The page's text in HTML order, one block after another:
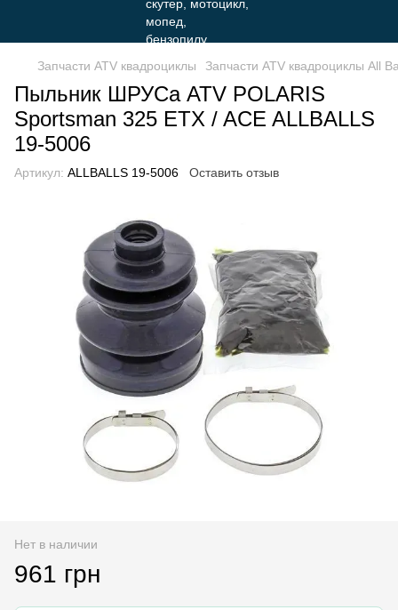
Запчасти ATV квадроциклы Запчасти ATV квадроциклы All
Пыльник ШРУСа ATV POLARIS
Sportsman 325 ETX / ACE ALLBALLS
19-5006
Артикул: ALLBALLS 19-5006 Оставить отзыв
Нет в наличии
961 грн